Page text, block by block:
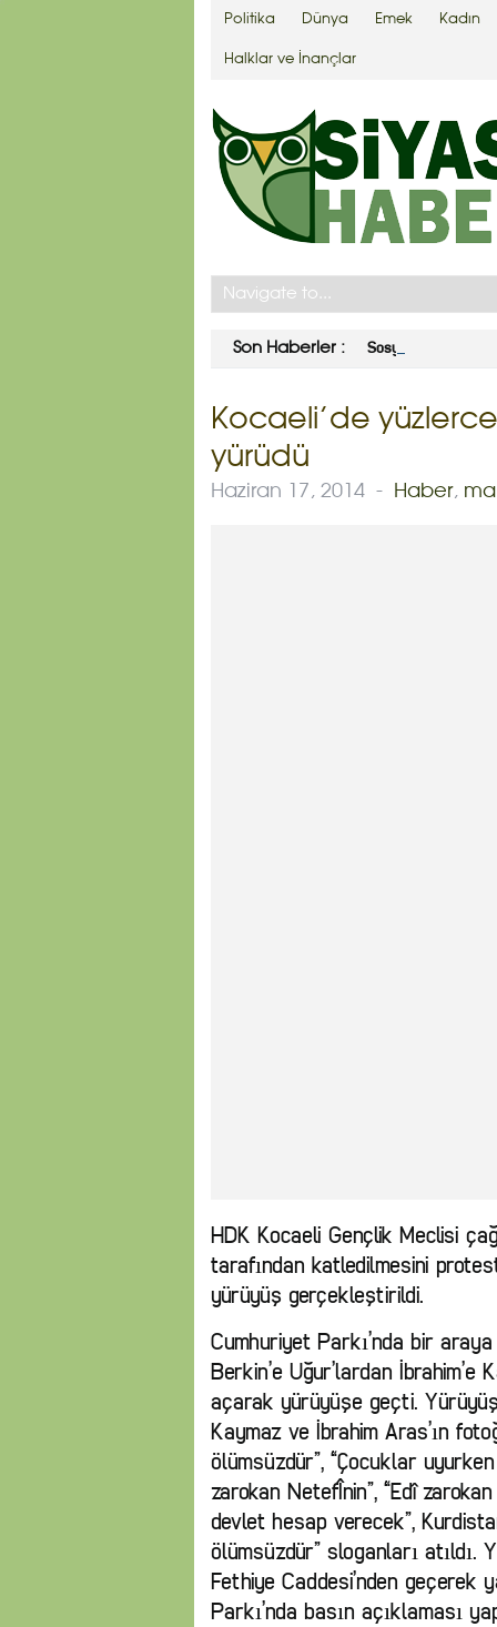
Politika Dünya Emek Kadın
Halklar ve İnançlar
Son Haberler : Sosyal Doku Vakfı
Kocaeli’de
yürüdü
Haziran 17, 2014 - Haber,
HDK Kocaeli Gençlik Meclisi
tarafından katledilmesini
yürüyüş gerçekleştirildi.
Cumhuriyet Parkı’nda bir
Berkin’e Uğur’lardan
açarak yürüyüşe geçti.
Kaymaz ve İbrahim Aras’ın
ölümsüzdür”, “Çocuklar
zarokan NetefÎnin”, “Edî
devlet hesap verecek”,
ölümsüzdür” sloganları
Fethiye Caddesi’nden geçerek
Parkı’nda basın açıklaması